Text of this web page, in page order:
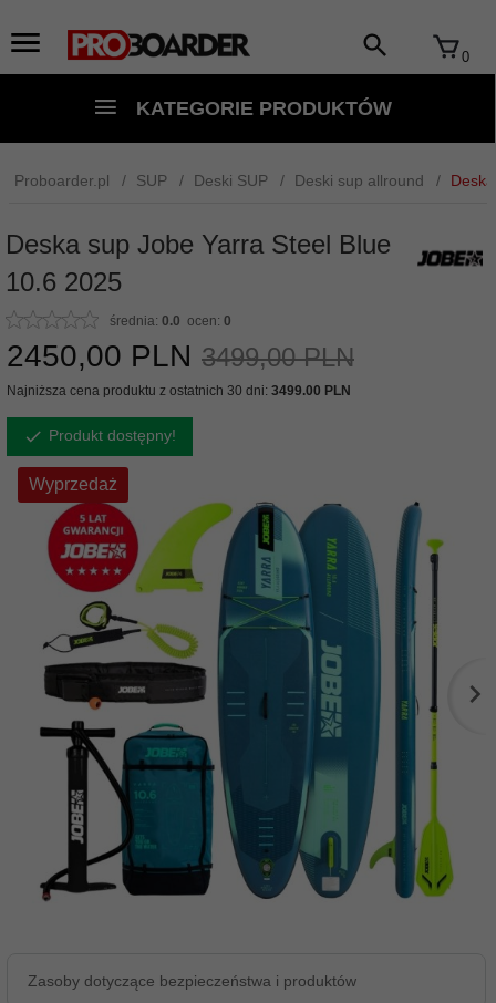
0
KATEGORIE PRODUKTÓW
Proboarder.pl SUP Deski SUP Deski sup allround
Deska sup Jobe Yarra Steel Blue
10.6 2025
średnia: 0.0 ocen: 0
2450,00 PLN 3499,00 PLN
Najniższa cena produktu z ostatnich 30 dni: 3499.00 PLN
Produkt dostępny!
Wyprzedaż
Zasoby dotyczące bezpieczeństwa i produktów